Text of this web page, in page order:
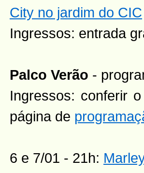
City no jardim do CIC
Ingressos: entrada
Palco Verão -
Ingressos: conferir
página de
6 e 7/01 - 21h: